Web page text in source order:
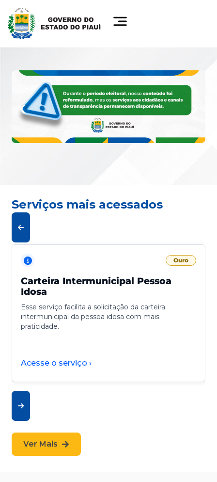
Serviços mais acessados
Ouro
Carteira Intermunicipal Pessoa
Idosa
Esse serviço facilita a solicitação da carteira
intermunicipal da pessoa idosa com mais
praticidade.
Acesse o serviço ›
Ver Mais